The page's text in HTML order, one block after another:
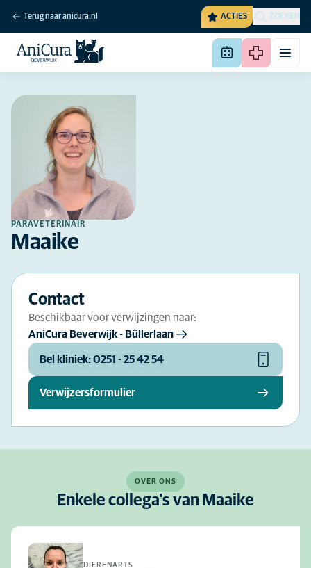
Terug naar anicura.nl ACTIES ZOEKEN
PARAVETERINAIR
Maaike
Contact
Beschikbaar voor verwijzingen naar:
AniCura Beverwijk - Büllerlaan
Bel kliniek: 0251 - 25 42 54
Verwijzersformulier
OVER ONS
Enkele collega's van Maaike
DIERENARTS